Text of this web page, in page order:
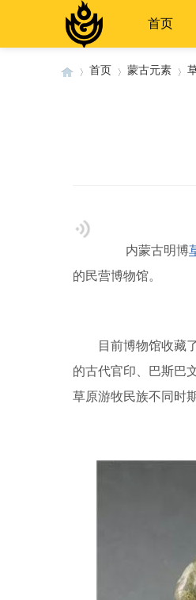
首页
首页 蒙古元素
内蒙古明博
的民营博物馆。
目前博物馆收藏
的古代官印、巴斯巴
草原游牧民族不同时